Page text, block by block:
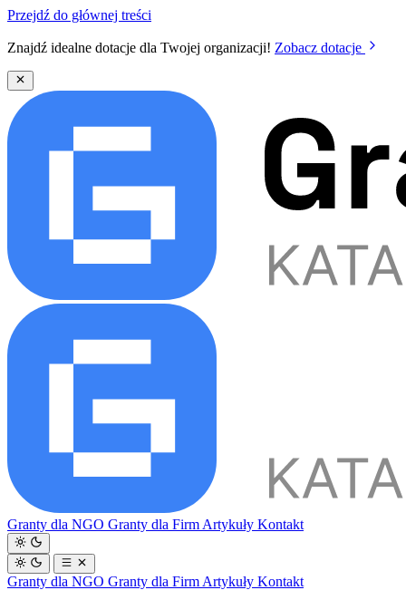
Przejdź do głównej treści
Znajdź idealne dotacje dla Twojej organizacji! Zobacz dotacje
Granty dla NGO Granty dla Firm Artykuły Kontakt
Granty dla NGO Granty dla Firm Artykuły Kontakt